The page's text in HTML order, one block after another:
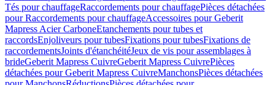
Tés pour chauffageRaccordements pour chauffagePièces détachées
pour Raccordements pour chauffageAccessoires pour Geberit
Mapress Acier CarboneEtanchements pour tubes et
raccordsEnjoliveurs pour tubesFixations pour tubesFixations de
raccordementsJoints d'étanchéitéJeux de vis pour assemblages à
brideGeberit Mapress CuivreGeberit Mapress CuivrePièces
détachées pour Geberit Mapress CuivreManchonsPièces détachées